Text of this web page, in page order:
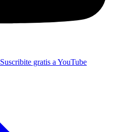
Suscribite gratis a YouTube